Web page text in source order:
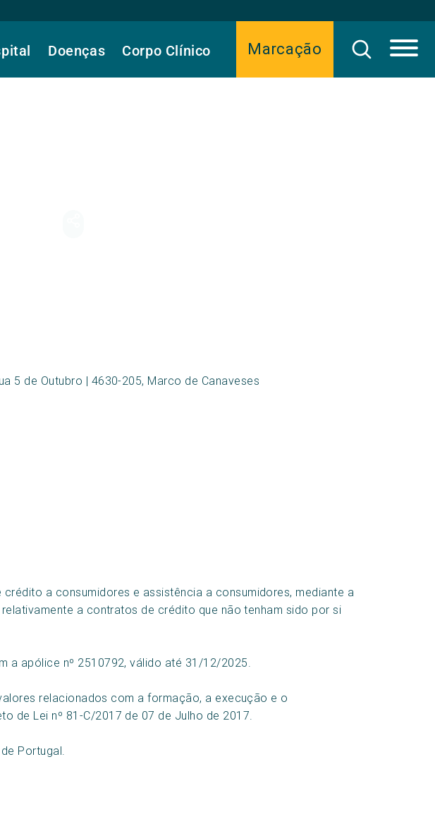
Marcação
Doenças Corpo Clínico
5 de Outubro | 4630-205, Marco de Canaveses
a consumidores e assistência a consumidores, mediante a
a contratos de crédito que não tenham sido por si
a apólice nº 2510792, válido até 31/12/2025.
relacionados com a formação, a execução e o
de Lei nº 81-C/2017 de 07 de Julho de 2017.
Portugal.